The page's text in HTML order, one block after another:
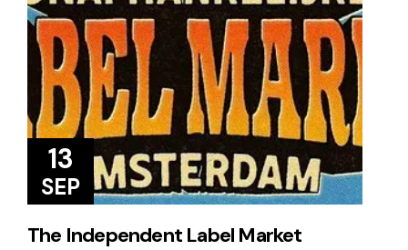
13
SEP
The Independent Label Market